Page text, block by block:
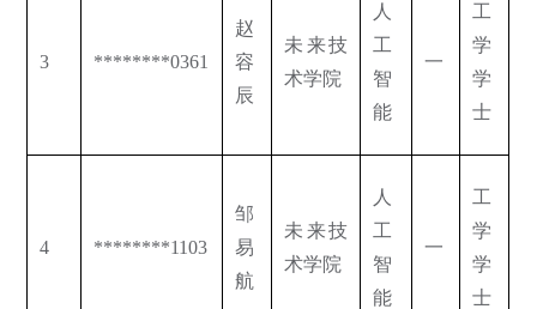
3 ********0361
赵
容
辰
未来技
术学院
人
工
智
能
一
工
学
学
士
4 ********1103
邹
易
航
未来技
术学院
人
工
智
能
一
工
学
学
士